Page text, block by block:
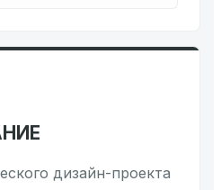
дизайн-проекта